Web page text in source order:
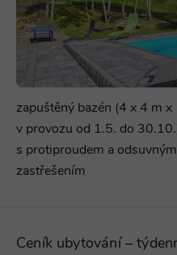
zapuštěný bazén (4 x 4 m x
v provozu od 1.5. do
s protiproudem a odsuvným
zastřešením
Ceník ubytování –